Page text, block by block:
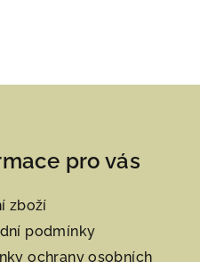
pro vás
zboží
podmínky
ochrany osobních